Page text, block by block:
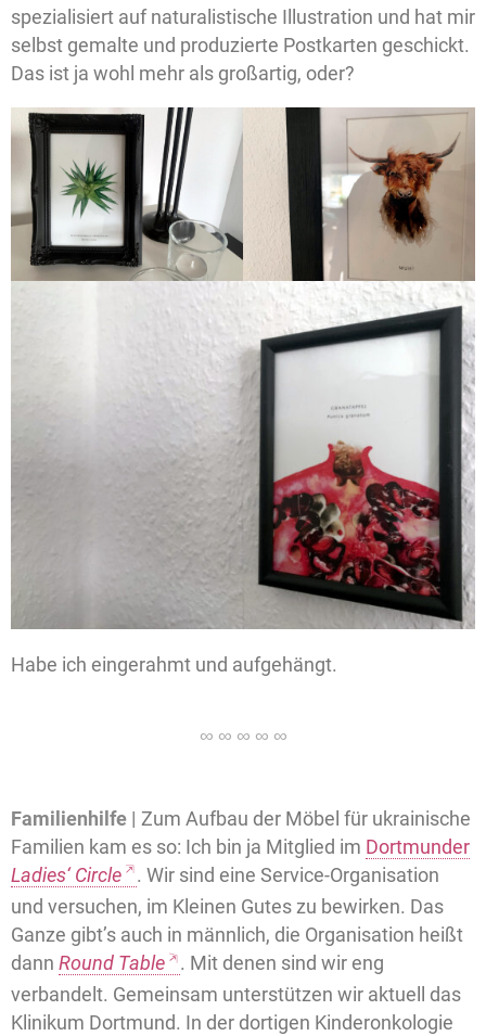
spezialisiert auf naturalistische Illustration und hat mir
selbst gemalte und produzierte Postkarten geschickt.
Das ist ja wohl mehr als großartig, oder?
Habe ich eingerahmt und aufgehängt.
Familienhilfe | Zum Aufbau der Möbel für ukrainische
Familien kam es so: Ich bin ja Mitglied im Dortmunder
Ladies‘ Circle
. Wir sind eine Service-Organisation
und versuchen, im Kleinen Gutes zu bewirken. Das
Ganze gibt’s auch in männlich, die Organisation heißt
dann Round Table
. Mit denen sind wir eng
verbandelt. Gemeinsam unterstützen wir aktuell das
Klinikum Dortmund. In der dortigen Kinderonkologie